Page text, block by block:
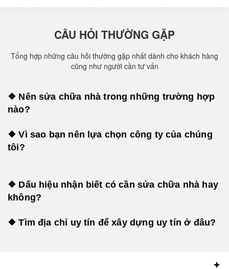
CÂU HỎI THƯỜNG GẶP
Tổng hợp những câu hỏi thường gặp nhất dành cho khách hàng
cũng như người cần tư vấn
❖ Nên sửa chữa nhà trong những trường hợp
nào?
❖ Vì sao bạn nên lựa chọn công ty của chúng
tôi?
❖ Dấu hiệu nhận biết có cần sửa chữa nhà hay
không?
❖ Tìm địa chỉ uy tín để xây dựng uy tín ở đâu?